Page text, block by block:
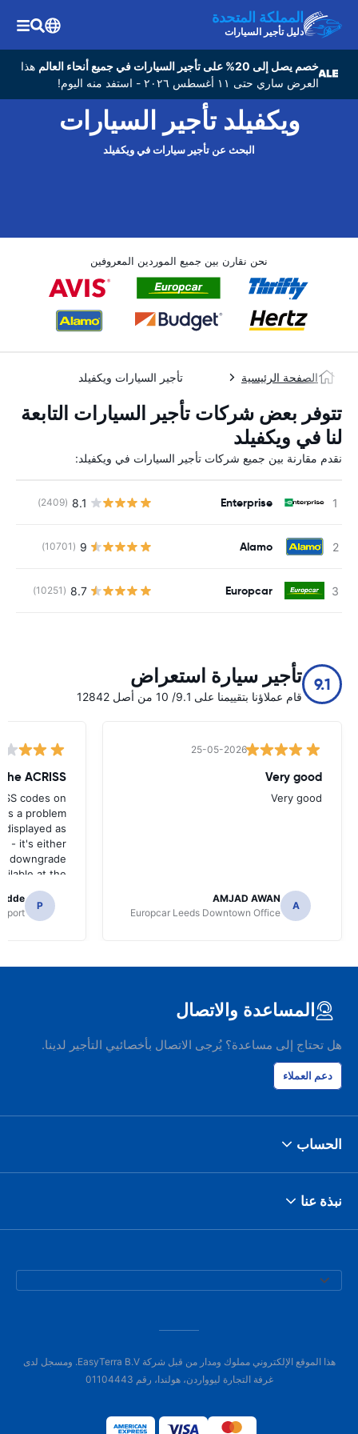
المملكة المتحدة
دليل تأجير السيارات
خصم يصل إلى 20% على تأجير السيارات في جميع أنحاء العالم
هذا
العرض ساري حتى ١١ أغسطس ٢٠٢٦ - استفد منه اليوم!
ويكفيلد تأجير السيارات
البحث عن تأجير سيارات في ويكفيلد
نحن نقارن بين جميع الموردين المعروفين
الصفحة الرئيسية تأجير السيارات ويكفيلد
تتوفر بعض شركات تأجير السيارات التابعة
لنا في ويكفيلد
نقدم مقارنة بين جميع شركات تأجير السيارات في ويكفيلد:
Enterprise
8.1
(2409)
Alamo
9
(10701)
Europcar
8.7
(10251)
9.1 تأجير سيارة استعراض
قام عملاؤنا بتقييمنا على 9.1/ 10 من أصل 12842
25-05-2026
Very good
Very good
A
AMJAD AWAN
Europcar Leeds Downtown Office
ACRISS
codes on
a problem
displayed as
- it's either
downgrade
at the
of collection.
P
المساعدة والاتصال
هل تحتاج إلى مساعدة؟ يُرجى الاتصال بأخصائيي التأجير لدينا.
دعم العملاء
الحساب
نبذة عنا
هذا الموقع الإلكتروني مملوك ومدار من قبل شركة EasyTerra B.V. ومسجل لدى
غرفة التجارة ليوواردن، هولندا، رقم 01104443